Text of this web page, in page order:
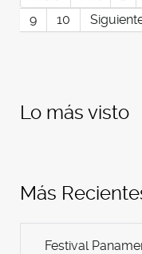
9
10
Lo más visto
Más
Festival